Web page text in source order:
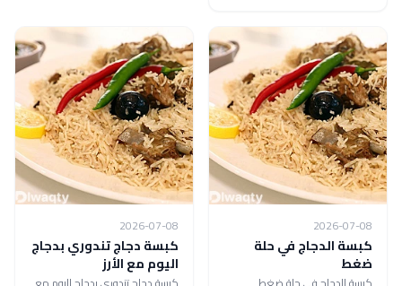
2026-07-08
كبسة الدجاج في حلة
ضغط
2026-07-08
كبسة دجاج تندوري بدجاج
اليوم مع الأرز